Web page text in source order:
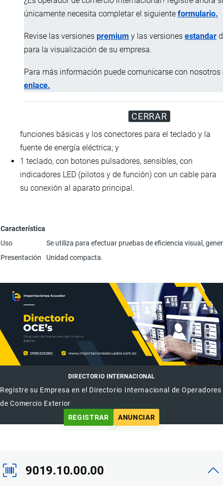
únicamente necesita completar el siguiente formulario.
Revise las versiones premium y las versiones estandar
para la visualización de su empresa.
Para más información puede comunicarse con nosotros
enlace.
CERRAR
plástico, de diseño apropiado para que el examinado
vista, interiormente se encuentra equipado con un
sistema conformado por lentes que permiten simular una
visión a distancia de 8 metros, un tambor interno
motorizado en el cual se ubican las plantillas con las
posterior se ubican los controles para encendido y
funciones básicas y los conectores para el teclado y la
fuente de energía eléctrica; y
1 teclado, con botones pulsadores, sensibles, con
indicadores LED (pilotos y de función) con un cable para
su conexión al aparato principal.
Característica
Uso
Se utiliza para efectuar pruebas de eficiencia visual,
Presentación
Unidad compacta.
DIRECTORIO INTERNACIONAL
Registre su Empresa en el Directorio Internacional de Operadores
de Comercio Exterior
REGISTRAR
ANUNCIAR
9019.10.00.00